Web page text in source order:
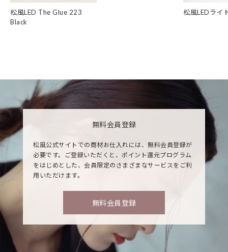
松風LED The Glue 223
Black
松風LEDライ
無料会員登録
松風公式サイトでの商材お仕入れには、無料会員登録が
必要です。ご登録いただくと、ポイント還元プログラム
をはじめとした、会員限定のさまざまなサービスをご利
用いただけます。
無料会員登録